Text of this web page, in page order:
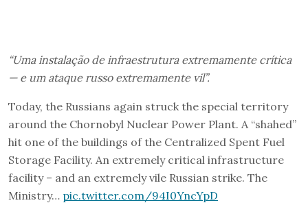
“Uma instalação de infraestrutura extremamente crítica
— e um ataque russo extremamente vil”.
Today, the Russians again struck the special territory
around the Chornobyl Nuclear Power Plant. A “shahed”
hit one of the buildings of the Centralized Spent Fuel
Storage Facility. An extremely critical infrastructure
facility – and an extremely vile Russian strike. The
Ministry… pic.twitter.com/94I0YncYpD